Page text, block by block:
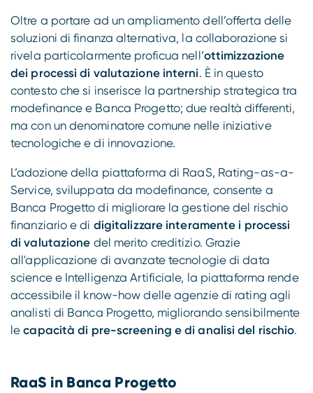
Oltre a portare ad un ampliamento dell’offerta delle
soluzioni di finanza alternativa, la collaborazione si
rivela particolarmente proficua nell’ottimizzazione
dei processi di valutazione interni. È in questo
contesto che si inserisce la partnership strategica tra
modefinance e Banca Progetto; due realtà differenti,
ma con un denominatore comune nelle iniziative
tecnologiche e di innovazione.
L’adozione della piattaforma di RaaS, Rating-as-a-
Service, sviluppata da modefinance, consente a
Banca Progetto di migliorare la gestione del rischio
finanziario e di digitalizzare interamente i processi
di valutazione del merito creditizio. Grazie
all'applicazione di avanzate tecnologie di data
science e Intelligenza Artificiale, la piattaforma rende
accessibile il know-how delle agenzie di rating agli
analisti di Banca Progetto, migliorando sensibilmente
lecapacità di pre-screening e di analisi del rischio.
RaaS in Banca Progetto